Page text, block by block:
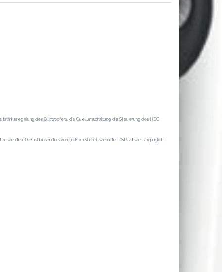
des Subwoofers, die Quellumschaltung, die Steuerung des HEC
werden. Dies ist besonders von großem Vorteil, wenn der DSP schwer zugänglich